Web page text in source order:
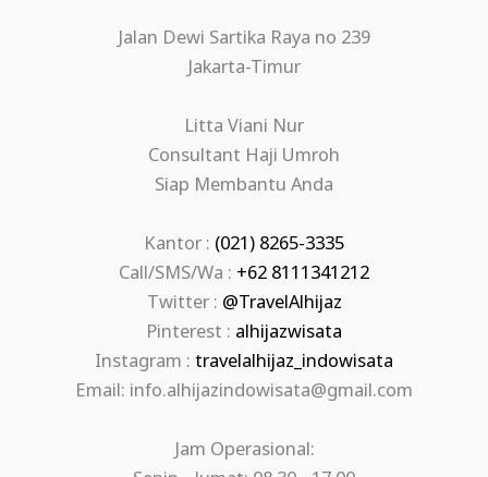
Jalan Dewi Sartika Raya no 239
Jakarta-Timur
Litta Viani Nur
Consultant Haji Umroh
Siap Membantu Anda
Kantor : (021) 8265-3335
Call/SMS/Wa : +62 8111341212
Twitter : @TravelAlhijaz
Pinterest : alhijazwisata
Instagram : travelalhijaz_indowisata
Email: info.alhijazindowisata@gmail.com
Jam Operasional: